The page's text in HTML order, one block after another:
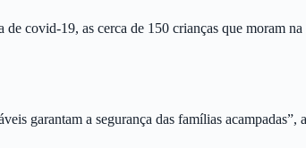
covid-19, as cerca de 150 crianças que moram
garantam a segurança das famílias